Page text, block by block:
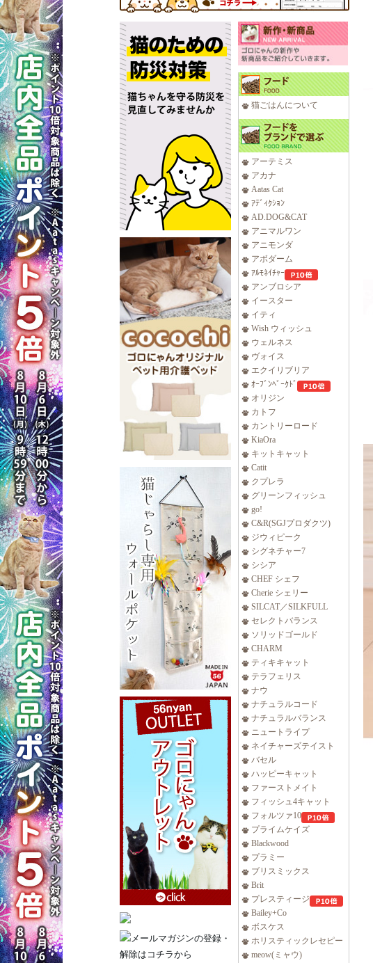
猫ごはんについて
アーテミス
アカナ
Aatas Cat
ｱﾃﾞｨｸｼｮﾝ
AD.DOG&CAT
アニマルワン
アニモンダ
アボダーム
ｱﾙﾓﾈｲﾁｬｰ
アンブロシア
イースター
イティ
Wish ウィッシュ
ウェルネス
ヴォイス
エクイリブリア
ｵｰﾌﾞﾝﾍﾞｰｸﾄﾞ
オリジン
カトフ
カントリーロード
KiaOra
キットキャット
Catit
クプレラ
グリーンフィッシュ
go!
C&R(SGJプロダクツ)
ジウィピーク
シグネチャー7
シシア
CHEF シェフ
Cherie シェリー
SILCAT／SILKFULL
セレクトバランス
ソリッドゴールド
CHARM
ティキキャット
テラフェリス
ナウ
ナチュラルコード
ナチュラルバランス
ニュートライプ
ネイチャーズテイスト
バセル
ハッピーキャット
ファーストメイト
フィッシュ4キャット
フォルツァ10
プライムケイズ
Blackwood
プラミー
ブリスミックス
Brit
プレスティージ
Bailey+Co
ボスケス
ホリスティックレセピー
meow(ミャウ)